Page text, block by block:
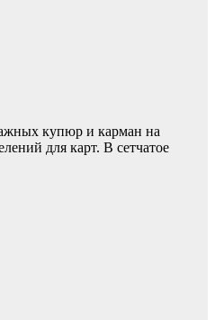
купюр и карман на
для карт. В сетчатое